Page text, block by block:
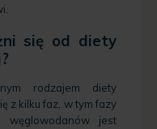
się od diety
rodzajem diety
z kilku faz, w tym fazy
węglowodanów jest